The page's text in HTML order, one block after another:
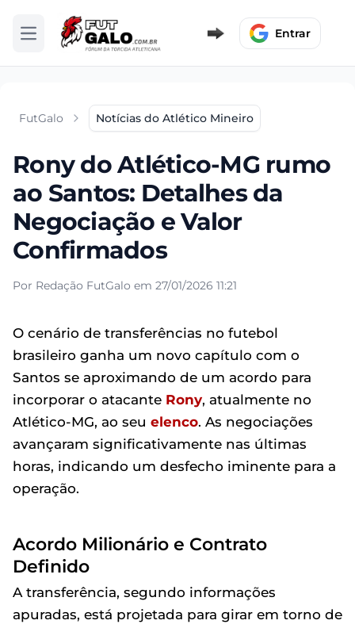
Abrir menu Entrar
FutGalo Notícias do Atlético Mineiro
Rony do Atlético-MG rumo
ao Santos: Detalhes da
Negociação e Valor
Confirmados
Por Redação FutGalo em 27/01/2026 11:21
O cenário de transferências no futebol
brasileiro ganha um novo capítulo com o
Santos se aproximando de um acordo para
incorporar o atacante Rony, atualmente no
Atlético-MG, ao seu elenco. As negociações
avançaram significativamente nas últimas
horas, indicando um desfecho iminente para a
operação.
Acordo Milionário e Contrato
Definido
A transferência, segundo informações
apuradas, está projetada para girar em torno de